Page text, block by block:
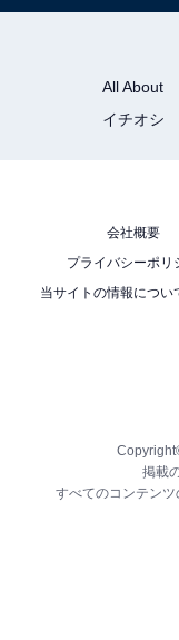
All About
イチオシ
会社概要
プライバシーポリ
当サイトの情報につい
掲載
すべてのコンテンツ